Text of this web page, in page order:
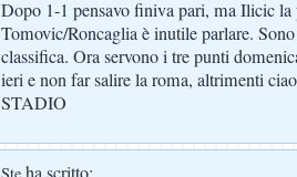
Dopo 1-1 pensavo finiva pari, ma Ilicic la
Tomovic/Roncaglia è inutile parlare.
classifica. Ora servono i tre punti
ieri e non far salire la roma, altrimenti
STADIO